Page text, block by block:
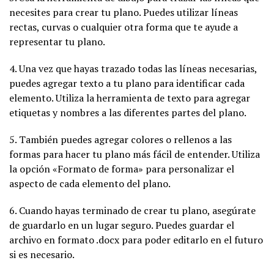
necesites para crear tu plano. Puedes utilizar líneas
rectas, curvas o cualquier otra forma que te ayude a
representar tu plano.
4. Una vez que hayas trazado todas las líneas necesarias,
puedes agregar texto a tu plano para identificar cada
elemento. Utiliza la herramienta de texto para agregar
etiquetas y nombres a las diferentes partes del plano.
5. También puedes agregar colores o rellenos a las
formas para hacer tu plano más fácil de entender. Utiliza
la opción «Formato de forma» para personalizar el
aspecto de cada elemento del plano.
6. Cuando hayas terminado de crear tu plano, asegúrate
de guardarlo en un lugar seguro. Puedes guardar el
archivo en formato .docx para poder editarlo en el futuro
si es necesario.